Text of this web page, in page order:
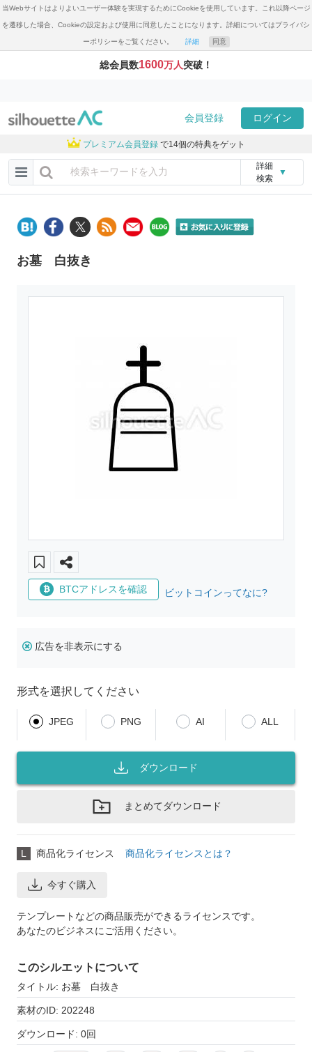
当Webサイトはよりよいユーザー体験を実現するためにCookieを使用しています。これ以降ページ
を遷移した場合、Cookieの設定および使用に同意したことになります。詳細についてはプライバシ
ーポリシーをご覧ください。 詳細 同意
総会員数1600万人突破！
会員登録 ログイン
プレミアム会員登録 で14個の特典をゲット
詳細
検索
▼
お墓 白抜き
BTCアドレスを確認 ビットコインってなに?
広告を非表示にする
形式を選択してください
JPEG PNG AI ALL
ダウンロード
まとめてダウンロード
L 商品化ライセンス 商品化ライセンスとは？
今すぐ購入
テンプレートなどの商品販売ができるライセンスです。
あなたのビジネスにご活用ください。
このシルエットについて
タイトル: お墓 白抜き
素材のID: 202248
ダウンロード: 0回